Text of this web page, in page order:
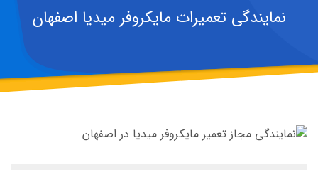
نمایندگی تعمیرات مایکروفر میدیا اصفهان